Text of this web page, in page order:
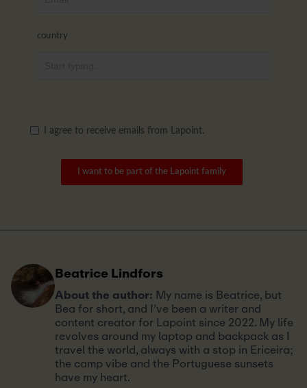
country
I agree to receive emails from Lapoint.
I want to be part of the Lapoint family
Beatrice Lindfors
About the author: My name is Beatrice, but
Bea for short, and I’ve been a writer and
content creator for Lapoint since 2022. My life
revolves around my laptop and backpack as I
travel the world, always with a stop in Ericeira;
the camp vibe and the Portuguese sunsets
have my heart.